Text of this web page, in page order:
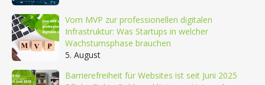
Vom MVP zur professionellen digitalen
Infrastruktur: Was Startups in welcher
Wachstumsphase brauchen
5. August
Barrierefreiheit für Websites ist seit Juni 2025